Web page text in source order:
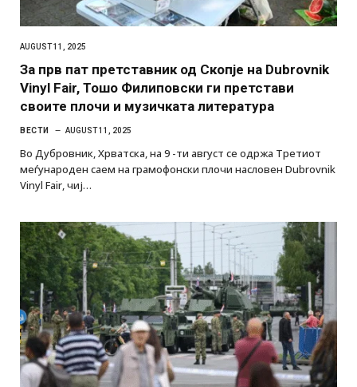
AUGUST 11, 2025
За прв пат претставник од Скопје на Dubrovnik
Vinyl Fair, Тошо Филиповски ги претстави
своите плочи и музичката литература
ВЕСТИ AUGUST 11, 2025
Во Дубровник, Хрватска, на 9 -ти август се одржа Третиот
меѓународен саем на грамофонски плочи насловен Dubrovnik
Vinyl Fair, чиј…